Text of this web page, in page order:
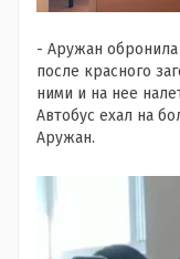
- Аружан
после красного
ними и на нее
Автобус ехал на
Аружан.